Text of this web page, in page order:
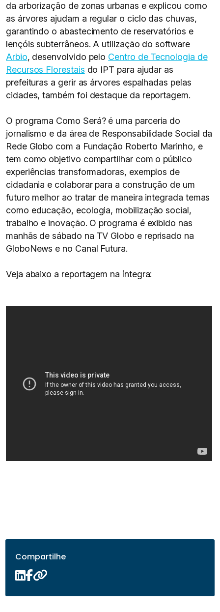
da arborização de zonas urbanas e explicou como
as árvores ajudam a regular o ciclo das chuvas,
garantindo o abastecimento de reservatórios e
lençóis subterrâneos. A utilização do software
Arbio, desenvolvido pelo Centro de Tecnologia de
Recursos Florestais do IPT para ajudar as
prefeituras a gerir as árvores espalhadas pelas
cidades, também foi destaque da reportagem.
O programa Como Será? é uma parceria do
jornalismo e da área de Responsabilidade Social da
Rede Globo com a Fundação Roberto Marinho, e
tem como objetivo compartilhar com o público
experiências transformadoras, exemplos de
cidadania e colaborar para a construção de um
futuro melhor ao tratar de maneira integrada temas
como educação, ecologia, mobilização social,
trabalho e inovação. O programa é exibido nas
manhãs de sábado na TV Globo e reprisado na
GloboNews e no Canal Futura.
Veja abaixo a reportagem na íntegra:
Compartilhe